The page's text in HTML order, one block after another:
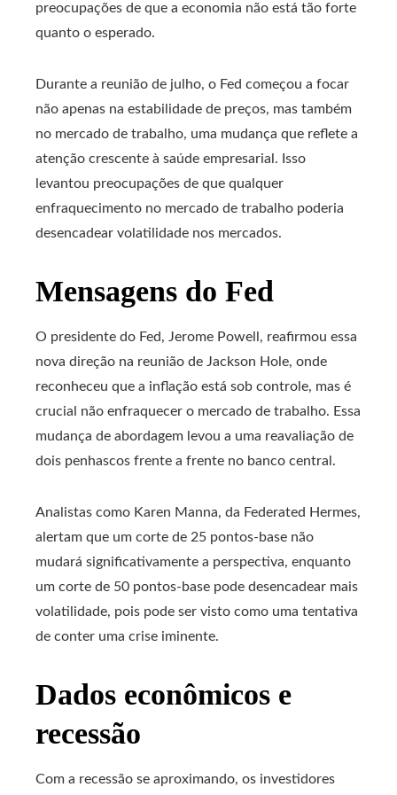
preocupações de que a economia não está tão forte
quanto o esperado.
Durante a reunião de julho, o Fed começou a focar
não apenas na estabilidade de preços, mas também
no mercado de trabalho, uma mudança que reflete a
atenção crescente à saúde empresarial. Isso
levantou preocupações de que qualquer
enfraquecimento no mercado de trabalho poderia
desencadear volatilidade nos mercados.
Mensagens do Fed
O presidente do Fed, Jerome Powell, reafirmou essa
nova direção na reunião de Jackson Hole, onde
reconheceu que a inflação está sob controle, mas é
crucial não enfraquecer o mercado de trabalho. Essa
mudança de abordagem levou a uma reavaliação de
dois penhascos frente a frente no banco central.
Analistas como Karen Manna, da Federated Hermes,
alertam que um corte de 25 pontos-base não
mudará significativamente a perspectiva, enquanto
um corte de 50 pontos-base pode desencadear mais
volatilidade, pois pode ser visto como uma tentativa
de conter uma crise iminente.
Dados econômicos e
recessão
Com a recessão se aproximando, os investidores